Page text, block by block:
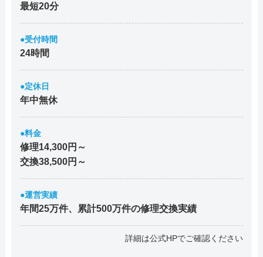
最短20分
●受付時間
24時間
●定休日
年中無休
●料金
修理14,300円～
交換38,500円～
●運営実績
年間25万件、累計500万件の修理交換実績
詳細は公式HPでご確認ください